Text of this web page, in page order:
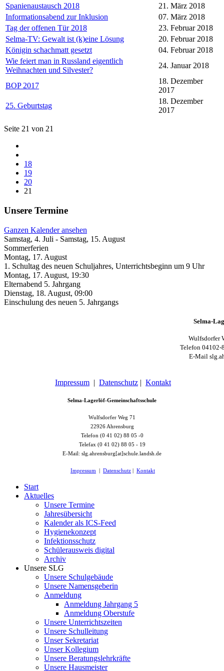
Spanienaustausch 2018
21. März 2018
Informationsabend zur Inklusion
07. März 2018
Tag der offenen Tür 2018
23. Februar 2018
Selma-TV: Gewalt ist (k)eine Lösung
20. Februar 2018
Königin schachmatt gesetzt
04. Februar 2018
Wie feiert man in Russland eigentlich
Weihnachten und Silvester?
24. Januar 2018
BOP 2017
18. Dezember
2017
25. Geburtstag
18. Dezember
2017
Seite 21 von 21
18
19
20
21
Unsere Termine
Ganzen Kalender ansehen
Samstag, 4. Juli - Samstag, 15. August
Sommerferien
Montag, 17. August
1. Schultag des neuen Schuljahres, Unterrichtsbeginn um 9 Uhr
Montag, 17. August, 19:30
Elternabend 5. Jahrgang
Dienstag, 18. August, 09:00
Einschulung des neuen 5. Jahrgangs
Selma-
Wulfsdorfer
Telefon 04102-
E-Mail
Impressum | Datenschutz | Kontakt
Selma-Lagerlöf-Gemeinschaftsschule
Wulfsdorfer Weg 71
22926 Ahrensburg
Telefon (0 41 02) 88 05 -0
Telefax (0 41 02) 88 05 - 19
E-Mail: slg.ahrensburg[at]schule.landsh.de
Impressum Datenschutz Kontakt
Start
Aktuelles
Unsere Termine
Jahresübersicht
Kalender als ICS-Feed
Hygienekonzept
Infektionsschutz
Schülerausweis digital
Archiv
Unsere SLG
Unsere Schulgebäude
Unsere Namensgeberin
Anmeldung
Anmeldung Jahrgang 5
Anmeldung Oberstufe
Unsere Unterrichtszeiten
Unsere Schulleitung
Unser Sekretariat
Unser Kollegium
Unsere Beratungslehrkräfte
Unsere Hausmeister